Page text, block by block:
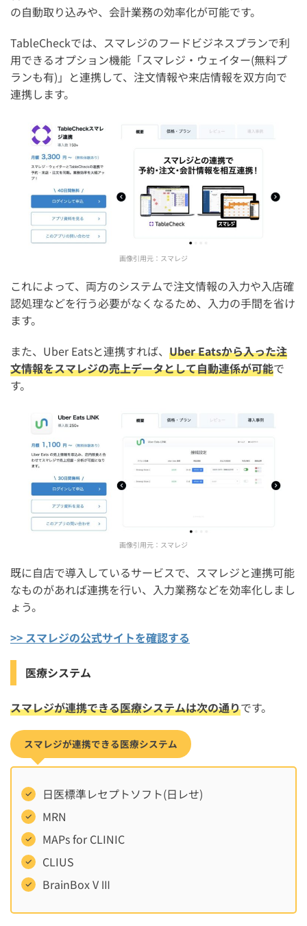
の自動取り込みや、会計業務の効率化が可能です。
TableCheckでは、スマレジのフードビジネスプランで利
用できるオプション機能「スマレジ・ウェイター(無料プ
ランも有)」と連携して、注文情報や来店情報を双方向で
連携します。
画像引用元： スマレジ
これによって、両方のシステムで注文情報の入力や入店確
認処理などを行う必要がなくなるため、入力の手間を省け
ます。
また、Uber Eatsと連携すれば、 Uber Eatsから入った注
文情報をスマレジの売上データとして自動連係が可能で
す。
画像引用元： スマレジ
既に自店で導入しているサービスで、スマレジと連携可能
なものがあれば連携を行い、入力業務などを効率化しまし
ょう。
>> スマレジの公式サイトを確認する
医療システム
スマレジが連携できる医療システムは次の通りです。
スマレジが連携できる医療システム
日医標準レセプトソフト(日レせ)
MRN
MAPs for CLINIC
CLIUS
BrainBox V Ⅲ